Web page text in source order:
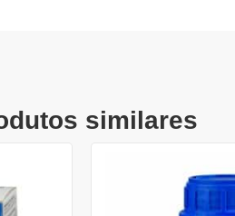
similares